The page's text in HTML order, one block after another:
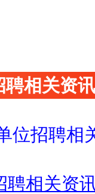
相关资
位招聘相
聘相关资